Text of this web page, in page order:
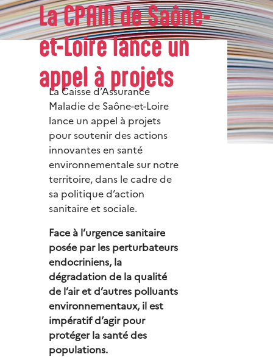
La CPAM de Saône-
et-Loire lance un
appel à projets
La Caisse d’Assurance
Maladie de Saône-et-Loire
lance un appel à projets
pour soutenir des actions
innovantes en santé
environnementale sur notre
territoire, dans le cadre de
sa politique d’action
sanitaire et sociale.
Face à l’urgence sanitaire
posée par les perturbateurs
endocriniens, la
dégradation de la qualité
de l’air et d’autres polluants
environnementaux, il est
impératif d’agir pour
protéger la santé des
populations.